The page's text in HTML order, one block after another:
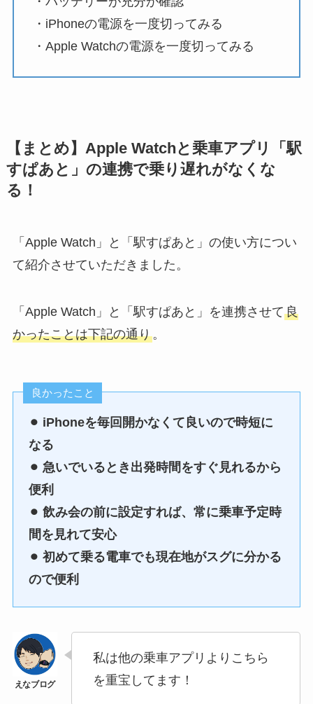
・iPhoneの電源を一度切ってみる
・Apple Watchの電源を一度切ってみる
【まとめ】Apple Watchと乗車アプリ「駅
すぱあと」の連携で乗り遅れがなくな
る！
「Apple Watch」と「駅すぱあと」の使い方につい
て紹介させていただきました。
「Apple Watch」と「駅すぱあと」を連携させて良
かったことは下記の通り。
良かったこと
⚫︎ iPhoneを毎回開かなくて良いので時短に
なる
⚫︎急いでいるとき出発時間をすぐ見れるから
便利
⚫︎飲み会の前に設定すれば、常に乗車予定時
間を見れて安心
⚫︎初めて乗る電車でも現在地がスグに分かる
ので便利
私は他の乗車アプリよりこちら
を重宝してます！